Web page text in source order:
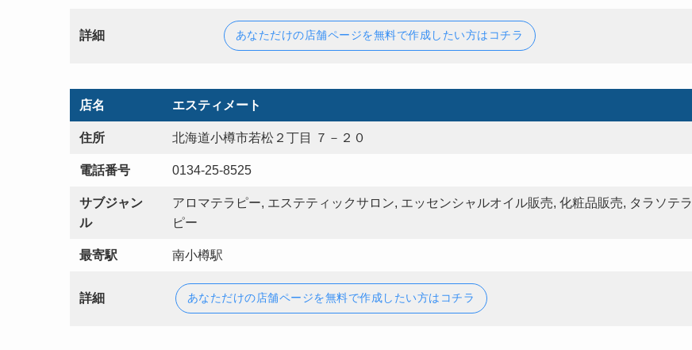
詳細 あなただけの店舗ページを無料で作成したい方はコチラ
店名 エスティメート
住所 北海道小樽市若松２丁目 ７－２０
電話番号 0134-25-8525
サブジャン
ル
アロマテラピー, エステティックサロン, エッセンシャルオイル販売, 化粧品販売, タラソテラ
ピー
最寄駅 南小樽駅
詳細 あなただけの店舗ページを無料で作成したい方はコチラ